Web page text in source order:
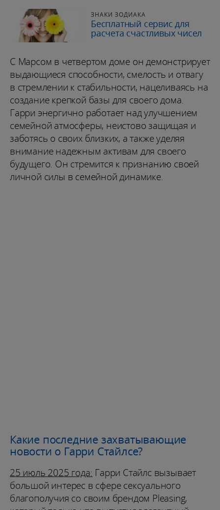
ЗНАКИ ЗОДИАКА
Бесплатный сервис для
расчета счастливых чисел
С Марсом в четвертом доме он демонстрирует
выдающиеся способности, смелость и отвагу
в стремлении к стабильности, нацеливаясь на
создание крепкой базы для своего дома.
Гарри энергично работает над улучшением
семейной атмосферы, неистово защищая и
заботясь о своих близких, а также уделяя
внимание надежным активам для своего
будущего. Он стремится к признанию своей
личной силы в семейной динамике.
Какие последние захватывающие
новости о Гарри Стайлсе?
25 июль 2025 года: Гарри Стайлс вызывает
большой интерес в сфере сексуального
благополучия со своим брендом Pleasing,